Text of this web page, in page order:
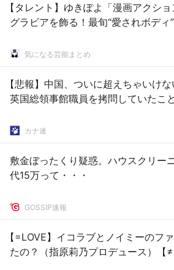
【タレント】ゆきぽよ「漫画アクシ
グラビアを飾る！最旬“愛されボディ
気になる芸能まとめ
【悲報】中国、ついに超えちゃいけ
英国総領事館職員を拷問していたこ
カナ速
敷金ぼったくり疑惑。ハウスクリー
代15万って・・・
GOSSIP速報
【=LOVE】イコラブとノイミーのフ
たの？（指原莉乃プロデュース）【